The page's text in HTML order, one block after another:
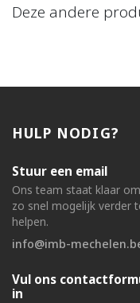
Deze andere
HULP NODIG?
Stuur een email
Ons team staat klaar
zo snel mogelijk verder
helpen.
info@imb-
Vul ons
in